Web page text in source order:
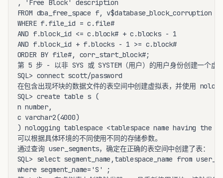
, 'Free Block' description
FROM dba_free_space f, v$database_block_corruption c
WHERE f.file_id = c.file#
AND f.block_id <= c.block# + c.blocks - 1
AND f.block_id + f.blocks - 1 >= c.block#
ORDER BY file#, corr_start_block#;
第 5 步 - 以非 SYS 或 SYSTEM（用户）的用户身份创建一个虚
SQL> connect scott/password
在包含出现坏块的数据文件的表空间中创建虚拟表，并使用
SQL> create table s (
n number,
c varchar2(4000)
) nologging tablespace <tablespace name having the
可以根据具体环境的不同使用不同的存储参数。
通过查询 user_segments，确定在正确的表空间中创建了表：
SQL> select segment_name,tablespace_name from
where segment_name='S' ;